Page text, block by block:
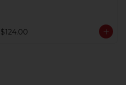
$124.00